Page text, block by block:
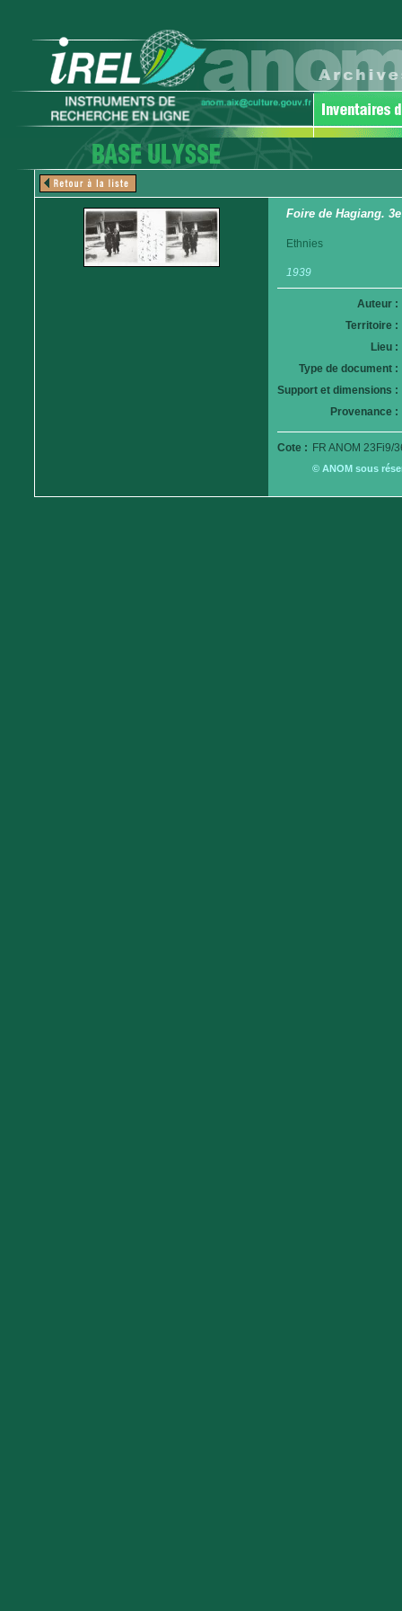
Foire de Hagiang.
Ethnies
1939
Auteur :
Territoire :
Lieu :
Type de document :
Support et dimensions :
Provenance :
Cote : FR ANOM 23Fi9/
© ANOM sous